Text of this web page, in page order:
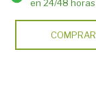
en 24/48 horas
COMPRAR